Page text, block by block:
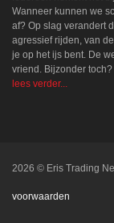
Wanneer kunnen we
af? Op slag verandert
agressief rijden, van
je op het ijs bent. De
vriend. Bijzonder toch?
lees verder...
2026 © Eris Trading
voorwaarden